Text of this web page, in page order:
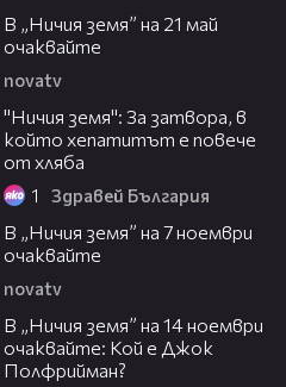
В „Ничия земя” на 21 май
очаквайте
novatv
"Ничия земя": За затвора, в
който хепатитът е повече
от хляба
1 Здравей България
В „Ничия земя” на 7 ноември
очаквайте
novatv
В „Ничия земя” на 14 ноември
очаквайте: Кой е Джок
Полфрийман?